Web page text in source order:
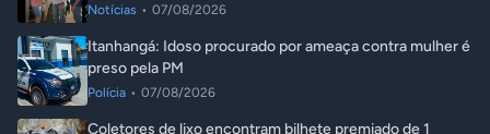
Notícias • 07/08/2026
Itanhangá: Idoso procurado por ameaça contra mulher é
preso pela PM
Polícia • 07/08/2026
Coletores de lixo encontram bilhete premiado de 1